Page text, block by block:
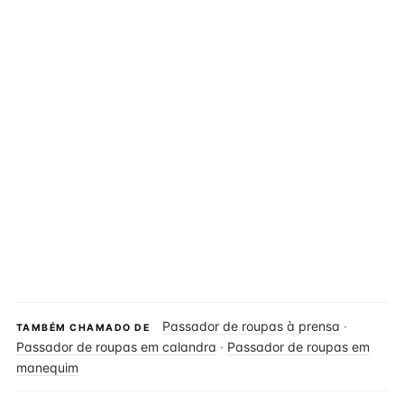
TAMBÉM CHAMADO DE Passador de roupas à prensa ·
Passador de roupas em calandra · Passador de roupas em
manequim